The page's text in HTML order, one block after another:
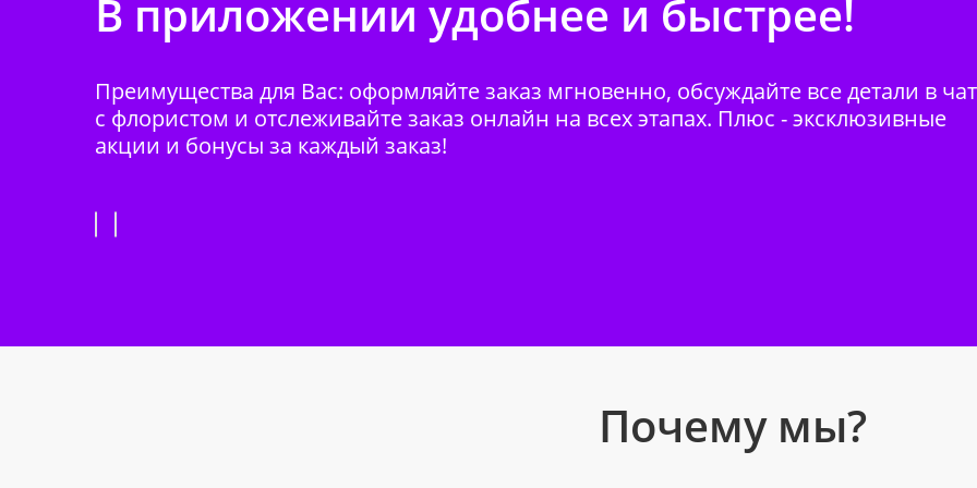
В приложении удобнее и быстрее!
Преимущества для Вас: оформляйте заказ мгновенно, обсуждайте все детали в
с флористом и отслеживайте заказ онлайн на всех этапах. Плюс - эксклюзивные
акции и бонусы за каждый заказ!
Почему мы?